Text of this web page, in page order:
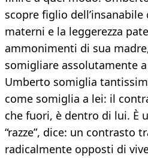
scopre figlio
materni e la leggerezza
ammonimenti di sua
somigliare assolutamente
Umberto somiglia
come somiglia a lei: il
che fuori, è dentro di lui. È
“razze”, dice: un contrasto
radicalmente opposti di